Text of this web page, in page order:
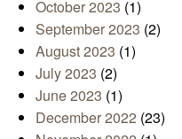
October 2023 (1)
September 2023 (2)
August 2023 (1)
July 2023 (2)
June 2023 (1)
December 2022 (23)